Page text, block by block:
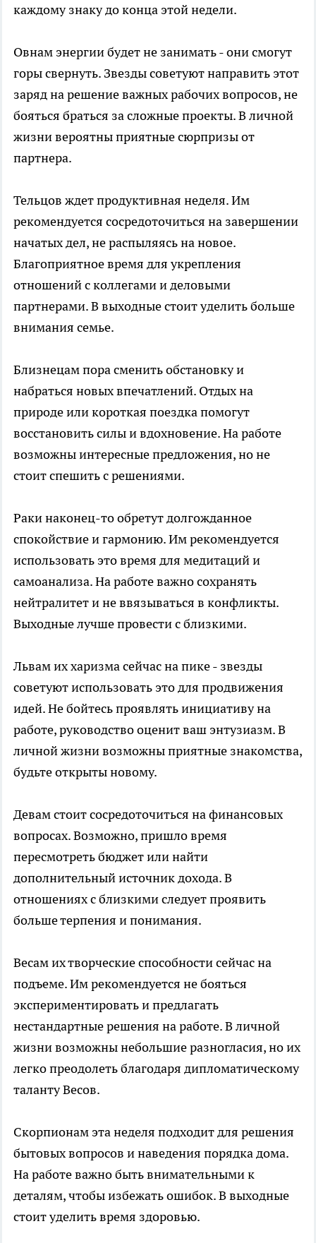
каждому знаку до конца этой недели.
Овнам энергии будет не занимать - они смогут
горы свернуть. Звезды советуют направить этот
заряд на решение важных рабочих вопросов, не
бояться браться за сложные проекты. В личной
жизни вероятны приятные сюрпризы от
партнера.
Тельцов ждет продуктивная неделя. Им
рекомендуется сосредоточиться на завершении
начатых дел, не распыляясь на новое.
Благоприятное время для укрепления
отношений с коллегами и деловыми
партнерами. В выходные стоит уделить больше
внимания семье.
Близнецам пора сменить обстановку и
набраться новых впечатлений. Отдых на
природе или короткая поездка помогут
восстановить силы и вдохновение. На работе
возможны интересные предложения, но не
стоит спешить с решениями.
Раки наконец-то обретут долгожданное
спокойствие и гармонию. Им рекомендуется
использовать это время для медитаций и
самоанализа. На работе важно сохранять
нейтралитет и не ввязываться в конфликты.
Выходные лучше провести с близкими.
Львам их харизма сейчас на пике - звезды
советуют использовать это для продвижения
идей. Не бойтесь проявлять инициативу на
работе, руководство оценит ваш энтузиазм. В
личной жизни возможны приятные знакомства,
будьте открыты новому.
Девам стоит сосредоточиться на финансовых
вопросах. Возможно, пришло время
пересмотреть бюджет или найти
дополнительный источник дохода. В
отношениях с близкими следует проявить
больше терпения и понимания.
Весам их творческие способности сейчас на
подъеме. Им рекомендуется не бояться
экспериментировать и предлагать
нестандартные решения на работе. В личной
жизни возможны небольшие разногласия, но их
легко преодолеть благодаря дипломатическому
таланту Весов.
Скорпионам эта неделя подходит для решения
бытовых вопросов и наведения порядка дома.
На работе важно быть внимательными к
деталям, чтобы избежать ошибок. В выходные
стоит уделить время здоровью.